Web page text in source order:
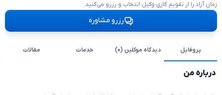
زمانِ آزاد را از تقویمِ کاریِ وکیل انتخاب و رزرو می‌کنید.
رزرو مشاوره
پروفایل دیدگاه موکلین (۰) خدمات مقالات
درباره من